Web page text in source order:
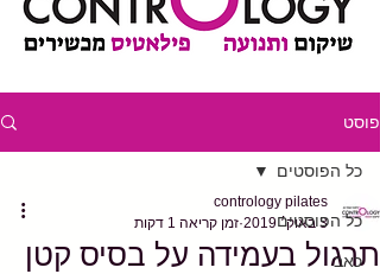
פוסט
כל הפוסטים
כאב
כל הפוסטים
תרגול בעמידה על בסיס קטן
contrology pilates
3 באוק׳ 2019
זמן קריאה 1 דקות